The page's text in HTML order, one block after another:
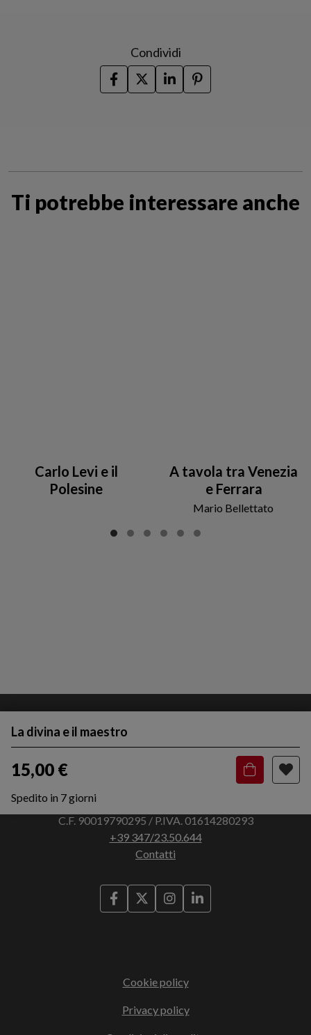
Condividi
Ti potrebbe interessare anche
Carlo Levi e il
Polesine
A tavola tra Venezia
e Ferrara
Mario Bellettato
La divina e il maestro
15,00 €
Spedito in 7 giorniVia Francesco Bocchi, 3 - 45011 Adria (RO)
C.F. 90019790295 / P.IVA. 01614280293
+39 347/23.50.644
Contatti
Cookie policy
Privacy policy